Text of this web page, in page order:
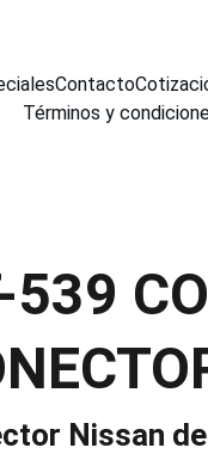
Contacto
Términos y
539
Nissan